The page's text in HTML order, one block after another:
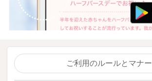
ご利用のルールとマナー